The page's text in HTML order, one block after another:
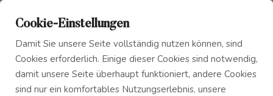
Cookie-Einstellungen
Damit Sie unsere Seite vollständig nutzen können, sind
Cookies erforderlich. Einige dieser Cookies sind notwendig,
damit unsere Seite überhaupt funktioniert, andere Cookies
sind nur ein komfortables Nutzungserlebnis, unsere